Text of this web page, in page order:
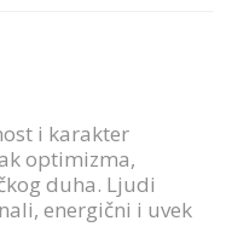
i karakter
optimizma,
duha. Ljudi
energični i uvek